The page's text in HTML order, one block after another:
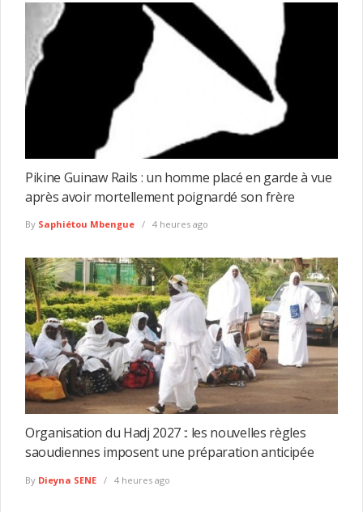
Pikine Guinaw Rails : un homme placé en garde à vue
après avoir mortellement poignardé son frère
By Saphiétou Mbengue 4 heures ago
Organisation du Hadj 2027 :: les nouvelles règles
saoudiennes imposent une préparation anticipée
By Dieyna SENE 4 heures ago